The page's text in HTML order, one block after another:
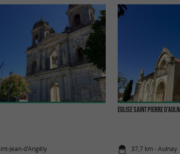
Jean-d'Angély
Eglise Saint Pierre
37,7 km - Aulnay